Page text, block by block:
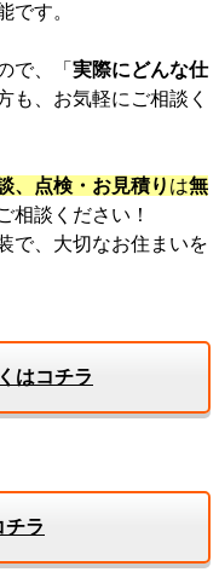
です。
で、「 実際にどんな仕
も、お気軽にご相談く
、点検・お見積り は無
相談ください！
で、大切なお住まいを
はコチラ
チラ